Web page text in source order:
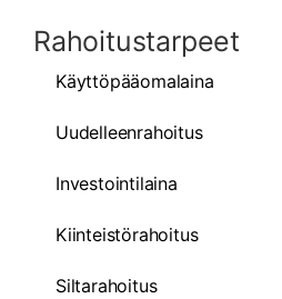
Rahoitustarpeet
Käyttöpääomalaina
Uudelleenrahoitus
Investointilaina
Kiinteistörahoitus
Siltarahoitus